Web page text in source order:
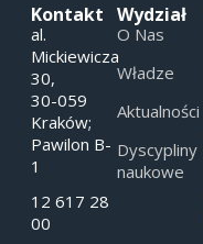
Kontakt
al.
Mickiewicza
30,
30-059
Kraków;
Pawilon B-
1
12 617 28
00
Wydział
O Nas
Władze
Aktualności
Dyscypliny
naukowe